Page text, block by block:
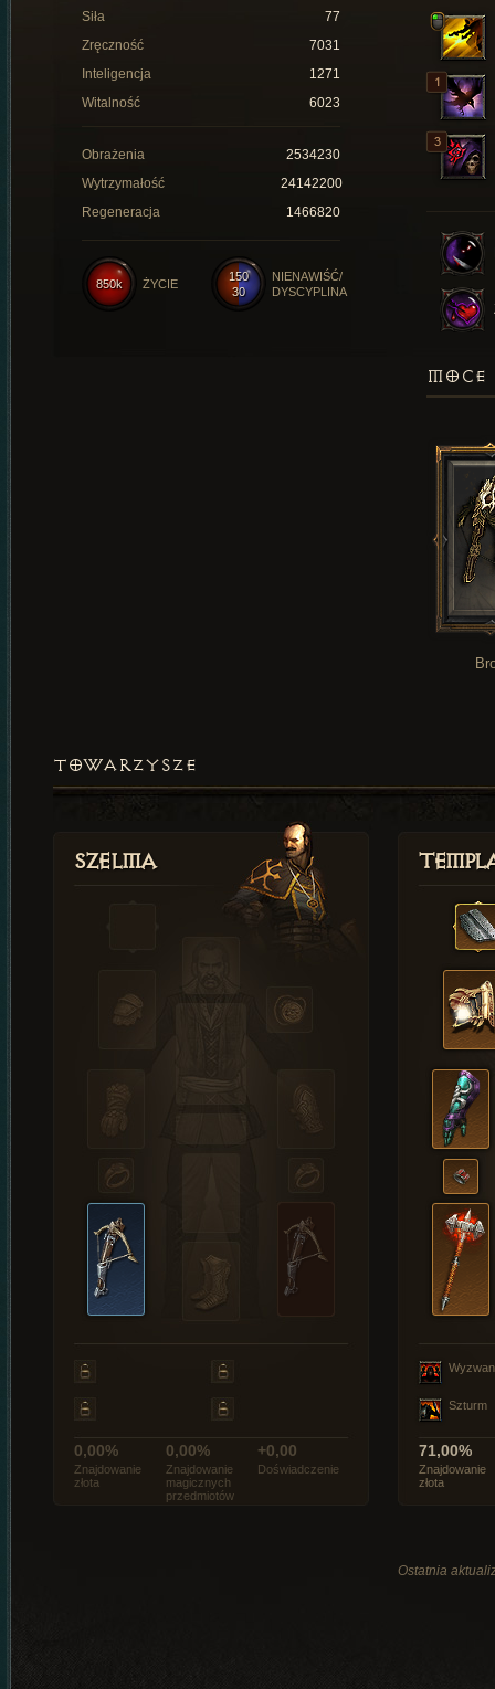
Siła
77
Zręczność
7031
Inteligencja
1271
Witalność
6023
Obrażenia
2534230
Wytrzymałość
24142200
Regeneracja
1466820
150
30
NIENAWIŚĆ/
DYSCYPLINA
850k ŻYCIE
TOWARZYSZE
Szelma
0,00%
Znajdowanie
złota
0,00%
Znajdowanie
magicznych
przedmiotów
+0,00
Doświadczenie
Szturm
71,00%
Znajdowanie
złota
Ostatnia